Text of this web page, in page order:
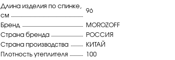
Длина изделия по спинке,
см
96
Бренд
MOROZOFF
Страна бренда
РОССИЯ
Страна производства
КИТАЙ
Плотность утеплителя
100